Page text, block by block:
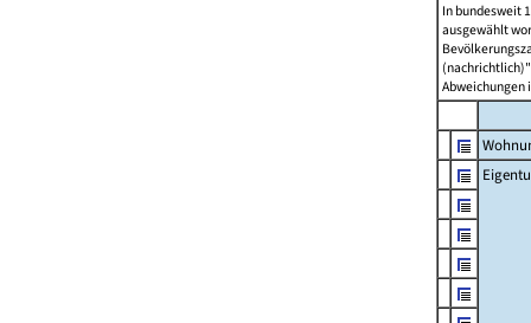
In bundesweit
ausgewählt
Abweichungen